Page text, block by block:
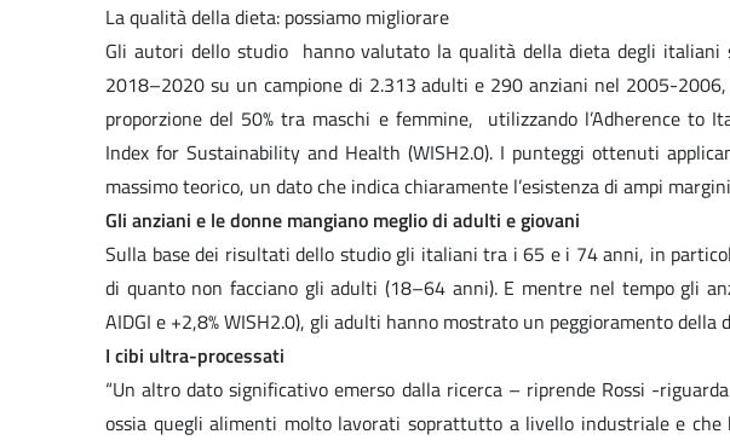
La qualità della dieta: possiamo migliorare
Gli autori dello studio hanno valutato la qualità della dieta degli
2018–2020 su un campione di 2.313 adulti e 290 anziani nel 2005-
proporzione del 50% tra maschi e femmine, utilizzando l’Adherence to
Index for Sustainability and Health (WISH2.0). I punteggi ottenuti
massimo teorico, un dato che indica chiaramente l’esistenza di ampi
Gli anziani e le donne mangiano meglio di adulti e giovani
Sulla base dei risultati dello studio gli italiani tra i 65 e i 74 anni, in
di quanto non facciano gli adulti (18–64 anni). E mentre nel tempo gli
AIDGI e +2,8% WISH2.0), gli adulti hanno mostrato un peggioramento della
I cibi ultra-processati
“Un altro dato significativo emerso dalla ricerca – riprende Rossi -
ossia quegli alimenti molto lavorati soprattutto a livello industriale e